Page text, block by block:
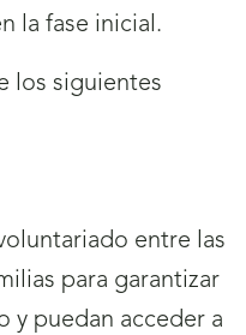
la fase inicial.
los siguientes
entre las
para garantizar
y puedan acceder a